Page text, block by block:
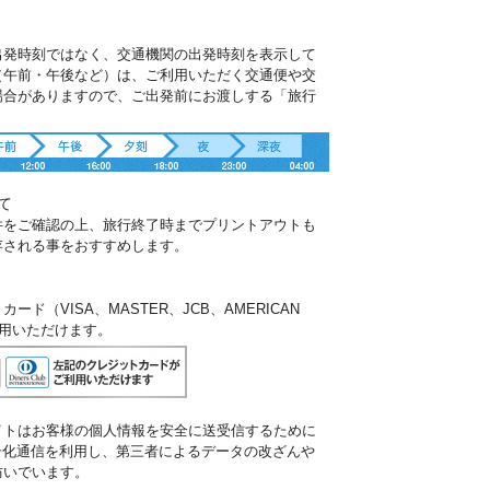
時刻ではなく、交通機関の出発時刻を表示して
前・午後など）は、ご利用いただく交通便や交
がありますので、ご出発前にお渡しする「旅行
ご確認の上、旅行終了時までプリントアウトも
れる事をおすすめします。
ード（VISA、MASTER、JCB、AMERICAN
いただけます。
はお客様の個人情報を安全に送受信するために
通信を利用し、第三者によるデータの改ざんや
でいます。